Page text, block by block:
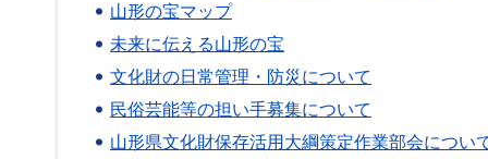
山形の宝マップ
未来に伝える山形の宝
文化財の日常管理・防災について
民俗芸能等の担い手募集について
山形県文化財保存活用大綱策定作業部会につい